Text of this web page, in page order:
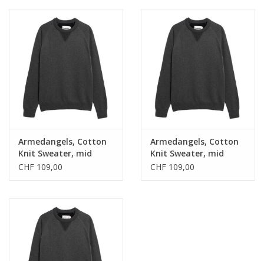
Armedangels, Cotton
Knit Sweater, mid
silver melange-black,
CHF 109,00
Armedangels, Cotton
Knit Sweater, mid
silver melange-black,
CHF 109,00